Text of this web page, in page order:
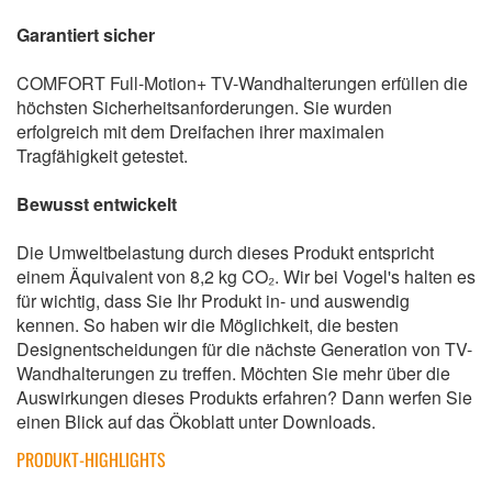
Garantiert sicher
COMFORT Full-Motion+ TV-Wandhalterungen erfüllen die
höchsten Sicherheitsanforderungen. Sie wurden
erfolgreich mit dem Dreifachen ihrer maximalen
Tragfähigkeit getestet.
Bewusst entwickelt
Die Umweltbelastung durch dieses Produkt entspricht
einem Äquivalent von 8,2 kg CO₂. Wir bei Vogel's halten es
für wichtig, dass Sie Ihr Produkt in- und auswendig
kennen. So haben wir die Möglichkeit, die besten
Designentscheidungen für die nächste Generation von TV-
Wandhalterungen zu treffen. Möchten Sie mehr über die
Auswirkungen dieses Produkts erfahren? Dann werfen Sie
einen Blick auf das Ökoblatt unter Downloads.
PRODUKT-HIGHLIGHTS